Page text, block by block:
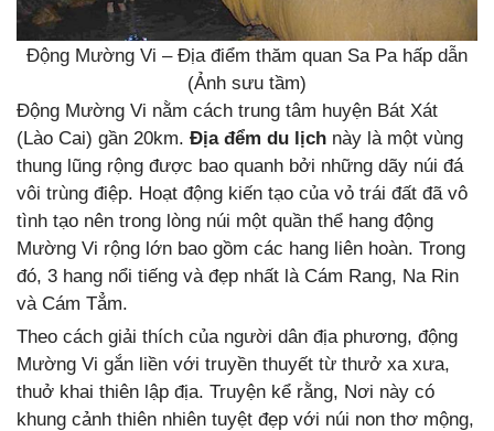
Động Mường Vi – Địa điểm thăm quan Sa Pa hấp dẫn
(Ảnh sưu tầm)
Động Mường Vi nằm cách trung tâm huyện Bát Xát
(Lào Cai) gần 20km. Địa đểm du lịch này là một vùng
thung lũng rộng được bao quanh bởi những dãy núi đá
vôi trùng điệp. Hoạt động kiến tạo của vỏ trái đất đã vô
tình tạo nên trong lòng núi một quần thể hang động
Mường Vi rộng lớn bao gồm các hang liên hoàn. Trong
đó, 3 hang nổi tiếng và đẹp nhất là Cám Rang, Na Rin
và Cám Tẳm.
Theo cách giải thích của người dân địa phương, động
Mường Vi gắn liền với truyền thuyết từ thưở xa xưa,
thuở khai thiên lập địa. Truyện kể rằng, Nơi này có
khung cảnh thiên nhiên tuyệt đẹp với núi non thơ mộng,